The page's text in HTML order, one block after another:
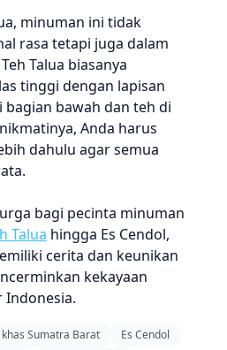
minuman ini tidak
rasa tetapi juga dalam
Talua biasanya
tinggi dengan lapisan
bawah dan teh di
Anda harus
dahulu agar semua
bagi pecinta minuman
Talua hingga Es Cendol,
cerita dan keunikan
kekayaan
Indonesia.
Sumatra Barat
Es Cendol